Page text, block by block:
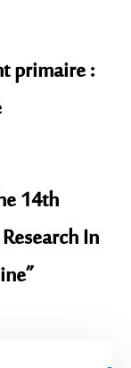
primaire :
14th
In